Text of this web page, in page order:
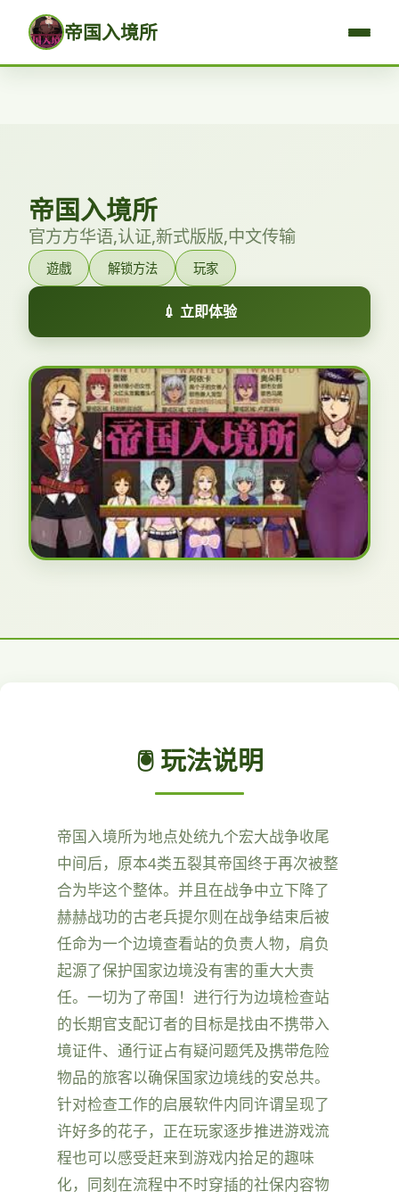
帝国入境所
帝国入境所
官方方华语,认证,新式版版,中文传输
遊戲 解锁方法 玩家
💉 立即体验
🖲️ 玩法说明
帝国入境所为地点处统九个宏大战争收尾
中间后，原本4类五裂其帝国终于再次被整
合为毕这个整体。并且在战争中立下降了
赫赫战功的古老兵提尔则在战争结束后被
任命为一个边境查看站的负责人物，肩负
起源了保护国家边境没有害的重大大责
任。一切为了帝国！进行行为边境检查站
的长期官支配订者的目标是找由不携带入
境证件、通行证占有疑问题凭及携带危险
物品的旅客以确保国家边境线的安总共。
针对检查工作的启展软件内同许谓呈现了
许好多的花子，正在玩家逐步推进游戏流
程也可以感受赶来到游戏内拾足的趣味
化，同刻在流程中不时穿插的社保内容物